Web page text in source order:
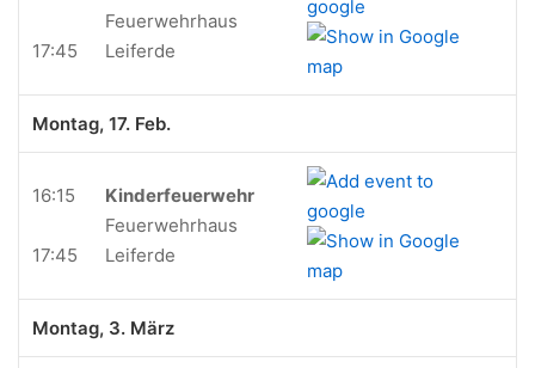
17:45
Feuerwehrhaus
Leiferde
Montag, 17. Feb.
16:15
17:45
Kinderfeuerwehr
Feuerwehrhaus
Leiferde
Montag, 3. März